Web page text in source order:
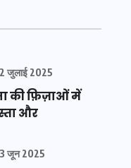
जुलाई 2025
की फ़िज़ाओं में
और
जून 2025